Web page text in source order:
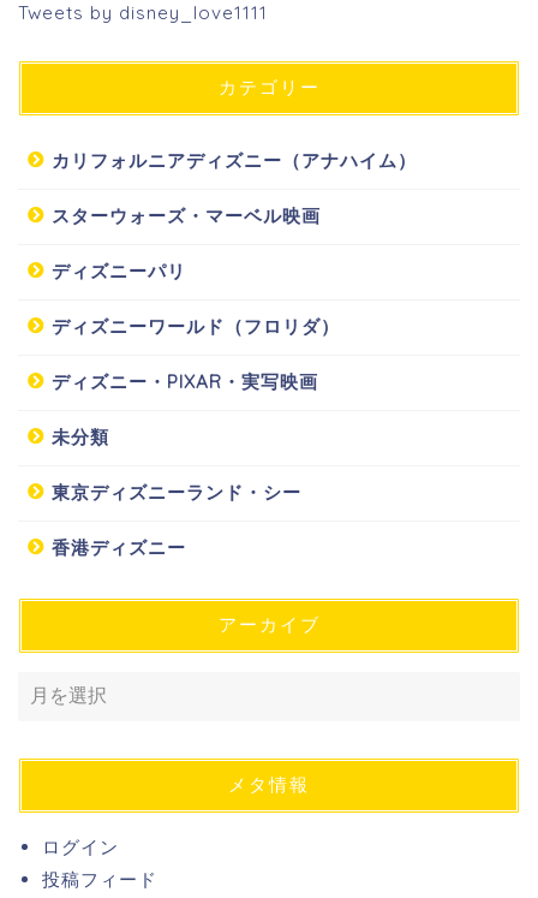
Tweets by disney_love1111
カテゴリー
カリフォルニアディズニー（アナハイム）
スターウォーズ・マーベル映画
ディズニーパリ
ディズニーワールド（フロリダ）
ディズニー・PIXAR・実写映画
未分類
東京ディズニーランド・シー
香港ディズニー
アーカイブ
メタ情報
ログイン
投稿フィード